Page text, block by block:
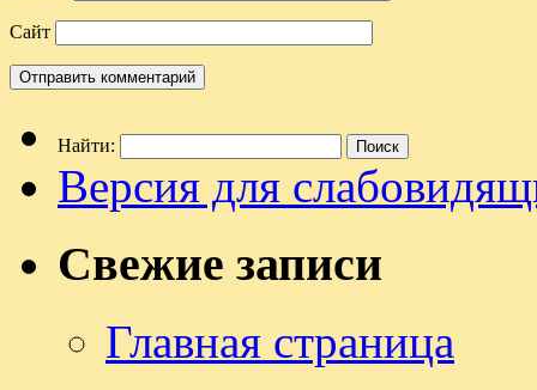
Сайт
Найти:
Версия для
Свежие записи
Главная страница